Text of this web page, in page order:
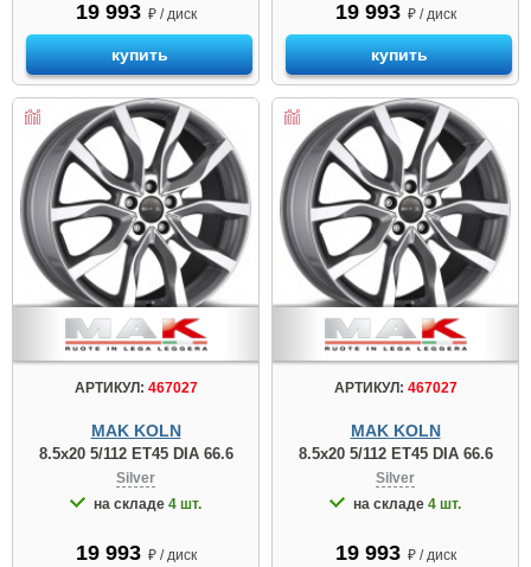
19 993 ₽ / диск
купить
19 993 ₽ / диск
купить
АРТИКУЛ: 467027
MAK KOLN
8.5x20 5/112 ET45 DIA 66.6
Silver
на складе 4 шт.
19 993 ₽ / диск
АРТИКУЛ: 467027
MAK KOLN
8.5x20 5/112 ET45 DIA 66.6
Silver
на складе 4 шт.
19 993 ₽ / диск